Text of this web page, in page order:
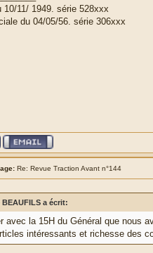
10/11/ 1949. série 528xxx
du 04/05/56. série 306xxx
Re: Revue Traction Avant n°144
a écrit:
avec la 15H du Général que nous
intéressants et richesse des